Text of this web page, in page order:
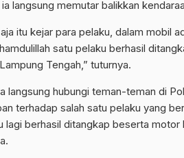
langsung memutar balikkan
itu kejar para pelaku, dalam mobil
satu pelaku berhasil
Tengah,” tuturnya.
langsung hubungi teman-teman di
terhadap salah satu pelaku yang
lagi berhasil ditangkap beserta